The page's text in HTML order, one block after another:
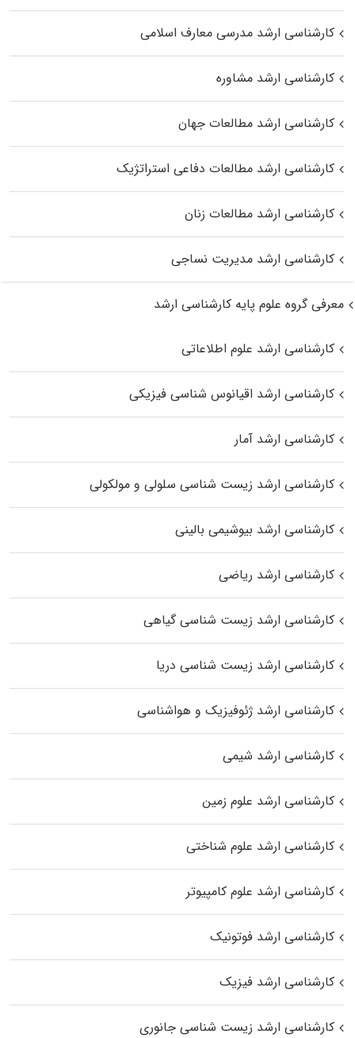
کارشناسی ارشد مدرسی معارف اسلامی
کارشناسی ارشد مشاوره
کارشناسی ارشد مطالعات جهان
کارشناسی ارشد مطالعات دفاعی استراتژیک
کارشناسی ارشد مطالعات زنان
کارشناسی ارشد مدیریت نساجی
معرفی گروه علوم پایه کارشناسی ارشد
کارشناسی ارشد علوم اطلاعاتی
کارشناسی ارشد اقیانوس‌ شناسی فیزیکی
کارشناسی ارشد آمار
کارشناسی ارشد زیست شناسی سلولی و مولکولی
کارشناسی ارشد بیوشیمی بالینی
کارشناسی ارشد ریاضی
کارشناسی ارشد زیست‌ شناسی گیاهی
کارشناسی ارشد زیست‌ شناسی دریا
کارشناسی ارشد ژئوفیزیک و هواشناسی
کارشناسی ارشد شیمی
کارشناسی ارشد علوم زمین
کارشناسی ارشد علوم شناختی
کارشناسی ارشد علوم کامپیوتر
کارشناسی ارشد فوتونیک
کارشناسی ارشد فیزیک
کارشناسی ارشد زیست‌ شناسی جانوری